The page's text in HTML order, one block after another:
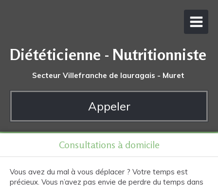
Diététicienne - Nutritionniste
Secteur Villefranche de lauragais - Muret
Appeler
Consultations à domicile
Vous avez du mal à vous déplacer ? Votre temps est
précieux. Vous n’avez pas envie de perdre du temps dans